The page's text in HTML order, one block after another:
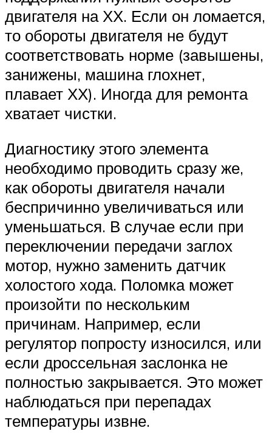
двигателя на ХХ. Если он ломается,
то обороты двигателя не будут
соответствовать норме (завышены,
занижены, машина глохнет,
плавает ХХ). Иногда для ремонта
хватает чистки.
Диагностику этого элемента
необходимо проводить сразу же,
как обороты двигателя начали
беспричинно увеличиваться или
уменьшаться. В случае если при
переключении передачи заглох
мотор, нужно заменить датчик
холостого хода. Поломка может
произойти по нескольким
причинам. Например, если
регулятор попросту износился, или
если дроссельная заслонка не
полностью закрывается. Это может
наблюдаться при перепадах
температуры извне.